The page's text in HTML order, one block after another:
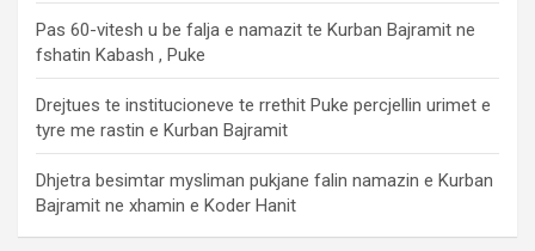
Pas 60-vitesh u be falja e namazit te Kurban Bajramit ne
fshatin Kabash , Puke
Drejtues te institucioneve te rrethit Puke percjellin urimet e
tyre me rastin e Kurban Bajramit
Dhjetra besimtar mysliman pukjane falin namazin e Kurban
Bajramit ne xhamin e Koder Hanit